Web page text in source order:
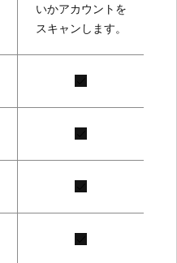
いかアカウントを
スキャンします。